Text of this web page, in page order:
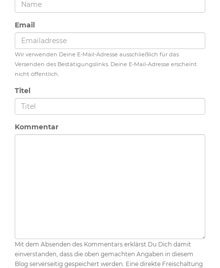
Email
Wir verwenden Deine E-Mail-Adresse ausschließlich für das
Versenden des Bestätigungslinks. Deine E-Mail-Adresse erscheint
nicht öffentlich.
Titel
Kommentar
Mit dem Absenden des Kommentars erklärst Du Dich damit
einverstanden, dass die oben gemachten Angaben in diesem
Blog serverseitig gespeichert werden. Eine direkte Freischaltung